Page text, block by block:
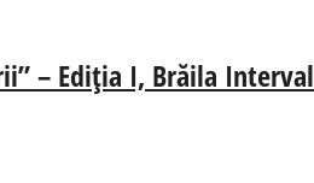
– Ediția I, Brăila